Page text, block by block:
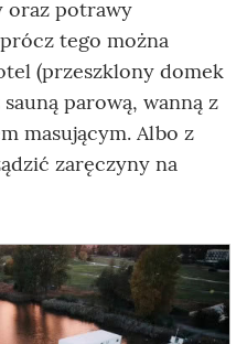
oraz potrawy
tego można
(przeszklony domek
parową, wanną z
masującym. Albo z
zaręczyny na